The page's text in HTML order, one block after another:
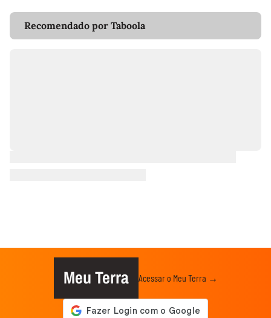
Recomendado por Taboola
Meu Terra Acessar o Meu Terra →